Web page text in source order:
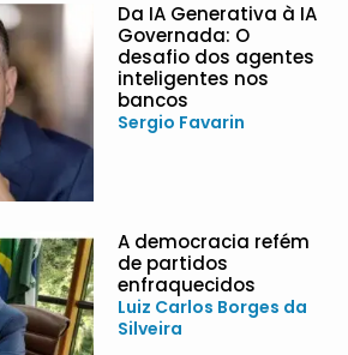
Da IA Generativa à IA
Governada: O
desafio dos agentes
inteligentes nos
bancos
Sergio Favarin
A democracia refém
de partidos
enfraquecidos
Luiz Carlos Borges da
Silveira